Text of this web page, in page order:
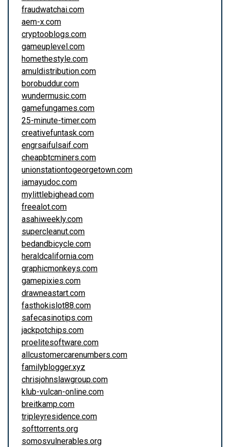
fraudwatchai.com
aem-x.com
cryptooblogs.com
gameuplevel.com
homethestyle.com
amuldistribution.com
borobuddur.com
wundermusic.com
gamefungames.com
25-minute-timer.com
creativefuntask.com
engrsaifulsaif.com
cheapbtcminers.com
unionstationtogeorgetown.com
iamayudoc.com
mylittlebighead.com
freealot.com
asahiweekly.com
supercleanut.com
bedandbicycle.com
heraldcalifornia.com
graphicmonkeys.com
gamepixies.com
drawneastart.com
fasthokislot88.com
safecasinotips.com
jackpotchips.com
proelitesoftware.com
allcustomercarenumbers.com
familyblogger.xyz
chrisjohnslawgroup.com
klub-vulcan-online.com
breitkamp.com
tripleyresidence.com
softtorrents.org
somosvulnerables.org